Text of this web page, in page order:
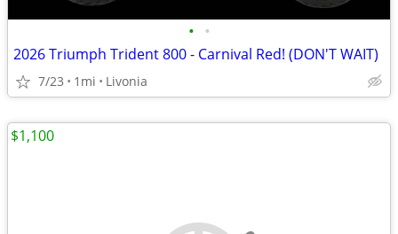
• •
2026 Triumph Trident 800 - Carnival Red! (DON'T WAIT)
7/23 1mi Livonia
$1,100